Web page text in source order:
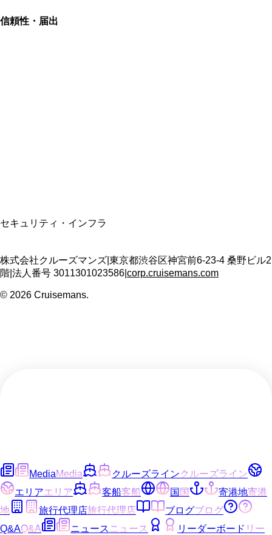
信頼性・届出
セキュリティ・インフラ
株式会社クルーズマンズ 東京都渋谷区神宮前6-23-4 桑野ビル2
階 法人番号 3011301023586 corp.cruisemans.com
© 2026 Cruisemans.
MediaMedia クルーズラインクルーズライン
エリアエリア 客船客船 国 国 寄港地寄港
地
旅行代理店旅行代理店 ブログブログ
Q&AQ&A ニュースニュース リーダーボード リー